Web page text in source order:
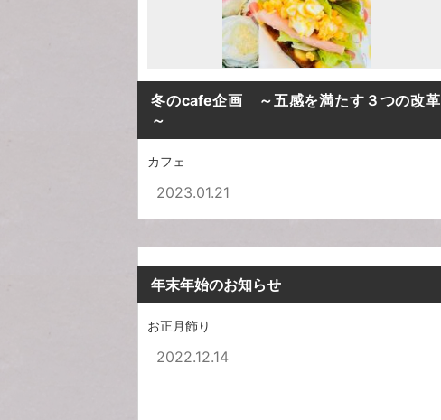
冬のcafe企画 ～五感を満たす３つの改革
～
カフェ
2023.01.21
年末年始のお知らせ
お正月飾り
2022.12.14